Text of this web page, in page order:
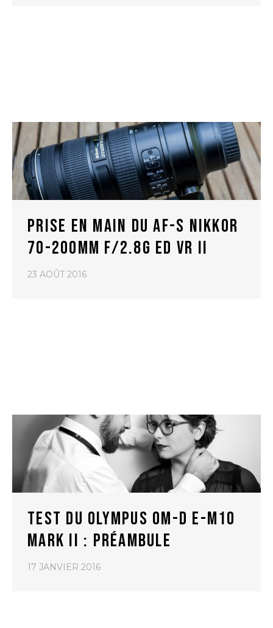
PRISE EN MAIN DU AF-S NIKKOR
70-200MM F/2.8G ED VR II
23 AOÛT 2016
TEST DU OLYMPUS OM-D E-M10
MARK II : PRÉAMBULE
17 JANVIER 2016